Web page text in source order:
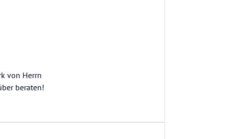
von Herrn
beraten!